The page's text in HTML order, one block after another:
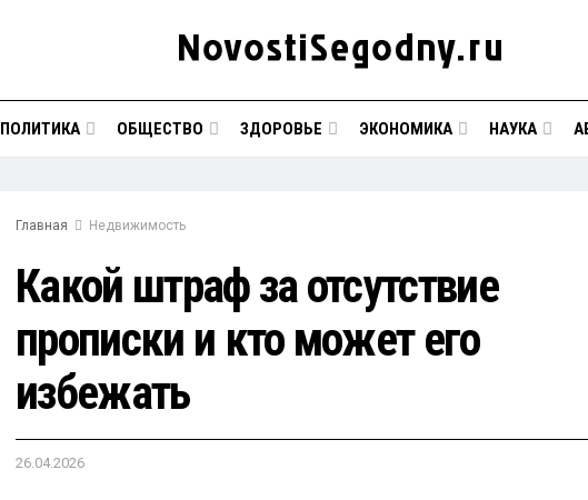
ПОЛИТИКА ОБЩЕСТВО ЗДОРОВЬЕ ЭКОНОМИКА НАУКА
Главная Недвижимость
Какой штраф за отсутствие
прописки и кто может его
избежать
26.04.2026